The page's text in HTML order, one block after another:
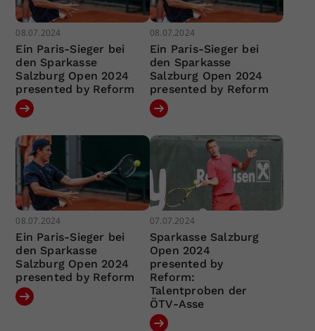
08.07.2024
Ein Paris-Sieger bei
den Sparkasse
Salzburg Open 2024
presented by Reform
08.07.2024
Ein Paris-Sieger bei
den Sparkasse
Salzburg Open 2024
presented by Reform
08.07.2024
Ein Paris-Sieger bei
den Sparkasse
Salzburg Open 2024
presented by Reform
07.07.2024
Sparkasse Salzburg
Open 2024
presented by
Reform:
Talentproben der
ÖTV-Asse